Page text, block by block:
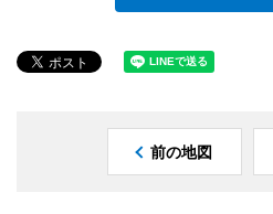
前の地図